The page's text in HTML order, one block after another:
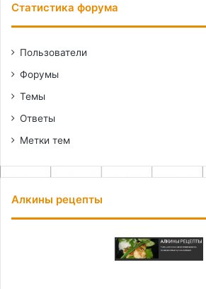
Статистика форума
Пользователи
Форумы
Темы
Ответы
Метки тем
Алкины рецепты